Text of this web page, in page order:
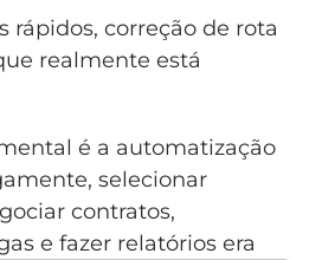
rápidos, correção de rota
realmente está
é a automatização
selecionar
contratos,
e fazer relatórios era